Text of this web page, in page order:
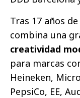
Tras 17 años
combina una
creatividad
para marcas
Heineken,
PepsiCo, EE,